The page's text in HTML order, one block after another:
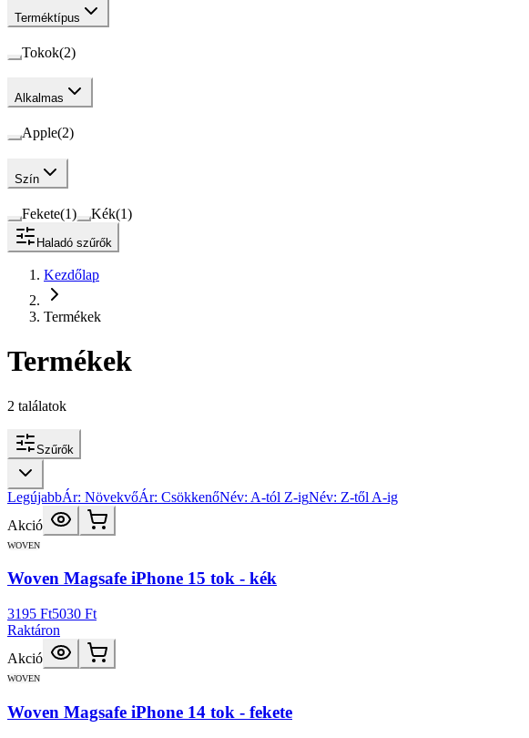
Terméktípus
Tokok(2)
Alkalmas
Apple(2)
Szín
Fekete(1) Kék(1)
Haladó szűrők
Kezdőlap
Termékek
Termékek
2 találatok
Szűrők
LegújabbÁr: NövekvőÁr: CsökkenőNév: A-tól Z-igNév: Z-től A-ig
Akció
WOVEN
Woven Magsafe iPhone 15 tok - kék
3195 Ft5030 Ft
Raktáron
Akció
WOVEN
Woven Magsafe iPhone 14 tok - fekete